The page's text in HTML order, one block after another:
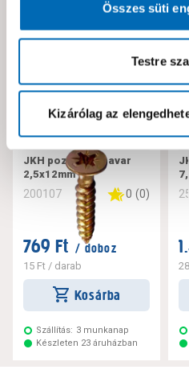
Összes süti
Testre
Kizárólag az
JKH pozdorjacsavar
2,5x12mm
200107 0 (0)
769 Ft / doboz
15 Ft / darab
Kosárba
Szállítás: 3 munkanap
Készleten 23 áruházban